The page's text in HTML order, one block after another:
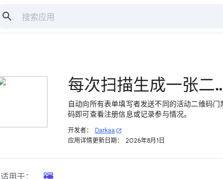
每次扫描生成一张
自动向所有表单填写者发送不同的活动二维码门
码即可查看注册信息或记录参与情况。
开发者： Darkaa open_in_new
应用详情更新日期： 2026年8月1日
适用于：